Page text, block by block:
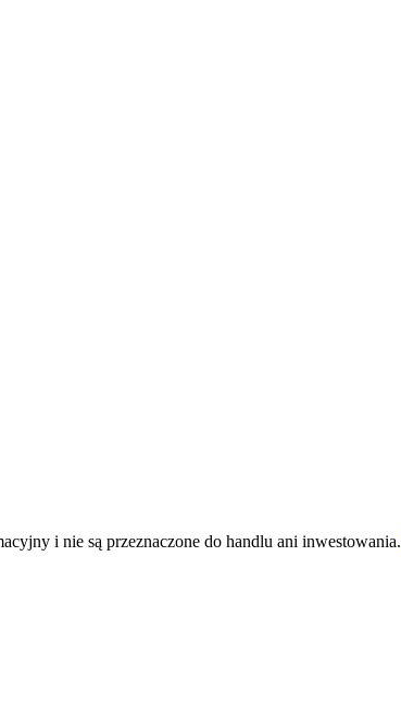
i nie są przeznaczone do handlu ani inwestowania.